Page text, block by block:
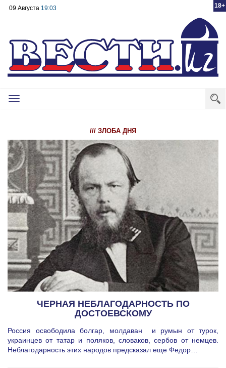
18+
09 Августа 19:03
Toggle
/// ЗЛОБА ДНЯ
ЧЕРНАЯ НЕБЛАГОДАРНОСТЬ ПО
ДОСТОЕВСКОМУ
Россия освободила болгар, молдаван и румын от турок,
украинцев от татар и поляков, словаков, сербов от немцев.
Неблагодарность этих народов предсказал еще Федор…